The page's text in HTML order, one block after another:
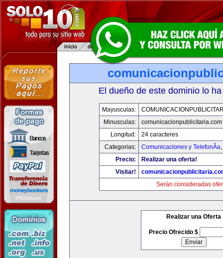
El dueño de este dominio lo
Mayusculas:
Minusculas:
comunicacionpublicitaria.com
Longitud:
24 caracteres
Categorias:
Comunicaciones y TelefonÃ­a,
Precio:
Realizar una oferta!
Visitar!
Serán consideradas
Realizar una Oferta
Precio Ofrecido $